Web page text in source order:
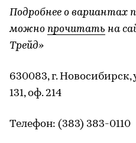
Подробнее о вариантах
можно прочитать на
Трейд»
630083, г. Новосибирск,
131, оф. 214
Телефон: (383) 383-0110